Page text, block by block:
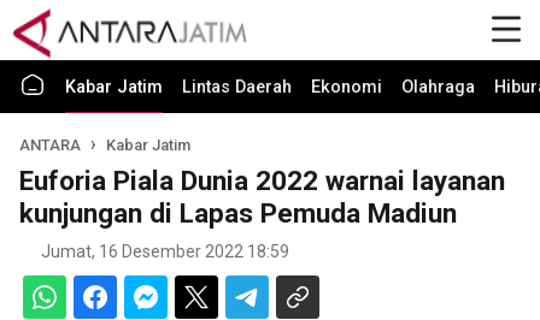
Kabar Jatim Lintas Daerah Ekonomi Olahraga
ANTARA Kabar Jatim
Euforia Piala Dunia 2022 warnai layanan
kunjungan di Lapas Pemuda Madiun
Jumat, 16 Desember 2022 18:59